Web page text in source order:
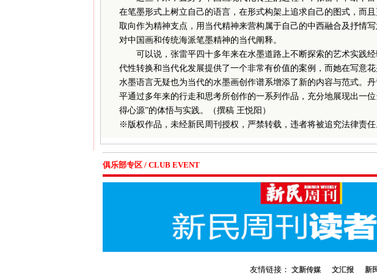
在笔墨形式上树立自己的语言，在形式构架上追求自己的图式，而
取向作为精神支点，用当代精神来营构属于自己的中西融合及抒情
对中国画和传统海派笔墨精神的当代阐释。
可以说，张雷平四十多年来在水墨道路上不断探索的艺术实践经
代性转换和当代化发展提供了一个非常有价值的案例，而她在写意
水墨语言无疑也为当代的水墨画创作谱系增添了新的内容与范式。
平通过多年来的行走和思考所创作的一系列作品，充分地展现出一
得心源”的体悟与实践。（撰稿 王悦阳）
※ 版权作品，未经新民周刊授权，严禁转载，违者将被追究法律责任
俱乐部专区 / CLUB EVENT
友情链接： 文新传媒 文汇报 新